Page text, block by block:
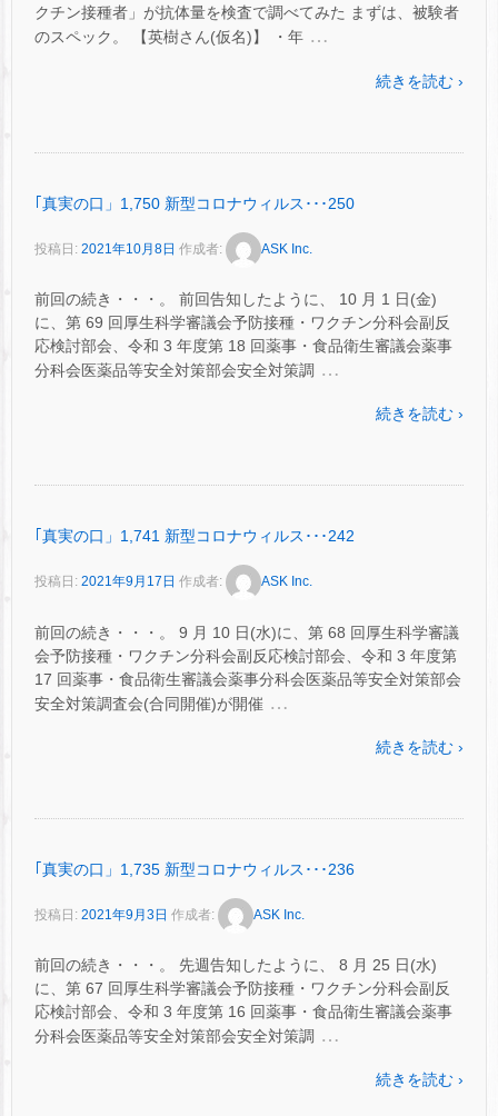
クチン接種者」が抗体量を検査で調べてみた まずは、被験者
のスペック。 【英樹さん(仮名)】 ・年 …
続きを読む ›
｢真実の口」1,750 新型コロナウィルス･･･250
投稿日: 2021年10月8日 作成者: ASK Inc.
前回の続き・・・。 前回告知したように、 10 月 1 日(金)
に、第 69 回厚生科学審議会予防接種・ワクチン分科会副反
応検討部会、令和 3 年度第 18 回薬事・食品衛生審議会薬事
分科会医薬品等安全対策部会安全対策調 …
続きを読む ›
｢真実の口」1,741 新型コロナウィルス･･･242
投稿日: 2021年9月17日 作成者: ASK Inc.
前回の続き・・・。 9 月 10 日(水)に、第 68 回厚生科学審議
会予防接種・ワクチン分科会副反応検討部会、令和 3 年度第
17 回薬事・食品衛生審議会薬事分科会医薬品等安全対策部会
安全対策調査会(合同開催)が開催 …
続きを読む ›
｢真実の口」1,735 新型コロナウィルス･･･236
投稿日: 2021年9月3日 作成者: ASK Inc.
前回の続き・・・。 先週告知したように、 8 月 25 日(水)
に、第 67 回厚生科学審議会予防接種・ワクチン分科会副反
応検討部会、令和 3 年度第 16 回薬事・食品衛生審議会薬事
分科会医薬品等安全対策部会安全対策調 …
続きを読む ›